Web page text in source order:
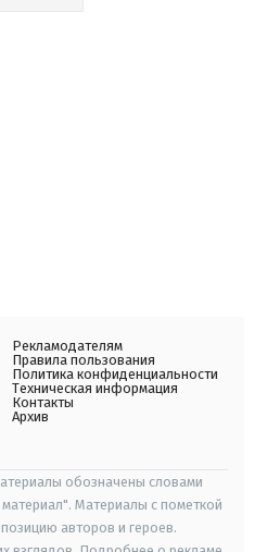
Рекламодателям
Правила пользования
Политика конфиденциальности
Техническая информация
Контакты
Архив
обозначены словами
Материалы с пометкой
авторов и героев.